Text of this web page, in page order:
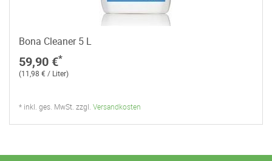
Bona Cleaner 5 L
59,90 €*
(11,98 € / Liter)
* inkl. ges. MwSt. zzgl. Versandkosten